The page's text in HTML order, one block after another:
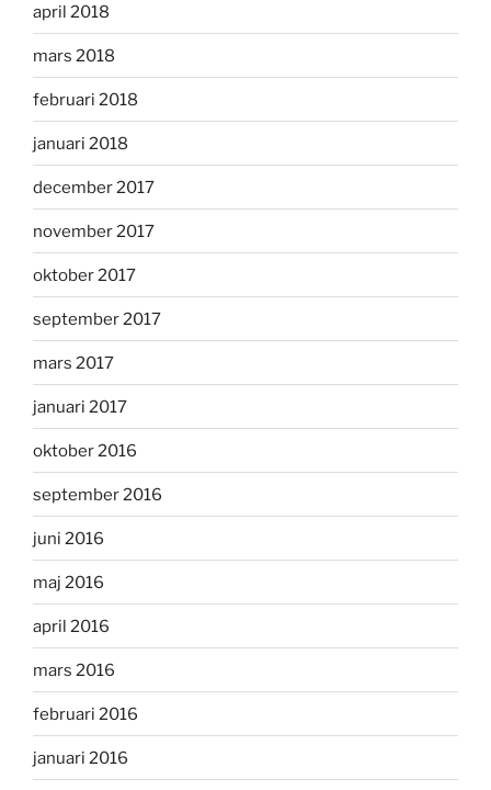
april 2018
mars 2018
februari 2018
januari 2018
december 2017
november 2017
oktober 2017
september 2017
mars 2017
januari 2017
oktober 2016
september 2016
juni 2016
maj 2016
april 2016
mars 2016
februari 2016
januari 2016